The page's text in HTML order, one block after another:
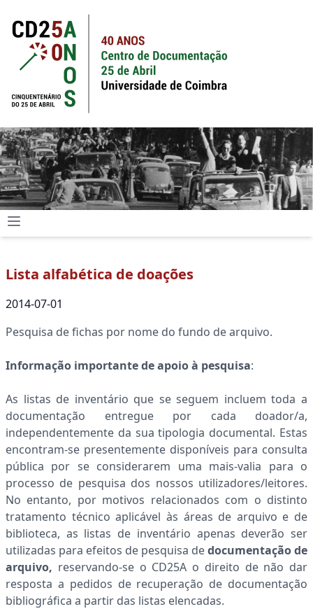
Lista alfabética de doações
2014-07-01
Pesquisa de fichas por nome do fundo de arquivo.
Informação importante de apoio à pesquisa:
As listas de inventário que se seguem incluem toda a
documentação entregue por cada doador/a,
independentemente da sua tipologia documental. Estas
encontram-se presentemente disponíveis para consulta
pública por se considerarem uma mais-valia para o
processo de pesquisa dos nossos utilizadores/leitores.
No entanto, por motivos relacionados com o distinto
tratamento técnico aplicável às áreas de arquivo e de
biblioteca, as listas de inventário apenas deverão ser
utilizadas para efeitos de pesquisa dedocumentação de
arquivo, reservando-se o CD25A o direito de não dar
resposta a pedidos de recuperação de documentação
bibliográfica a partir das listas elencadas.